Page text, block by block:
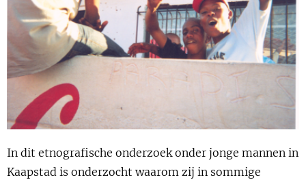
Uitgelicht Show
Cursus
BLOG
Podcast
In dit etnografische onderzoek onder jonge mannen in
Kaapstad is onderzocht waarom zij in sommige